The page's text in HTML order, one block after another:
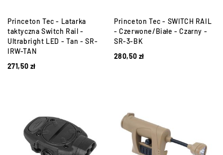
Princeton Tec - Latarka
taktyczna Switch Rail -
Ultrabright LED - Tan - SR-
IRW-TAN
271,50 zł
Princeton Tec - SWITCH RAIL
- Czerwone/Białe - Czarny -
SR-3-BK
280,50 zł